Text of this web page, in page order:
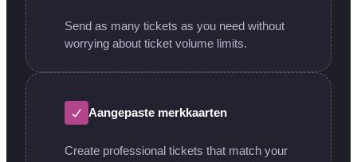
Send as many tickets as you need without
worrying about ticket volume limits.
Aangepaste merkkaarten
Create professional tickets that match your